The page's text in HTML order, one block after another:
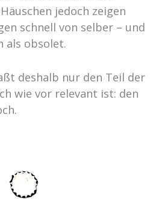
jedoch zeigen
schnell von selber – und
als obsolet.
deshalb nur den Teil der
wie vor relevant ist: den